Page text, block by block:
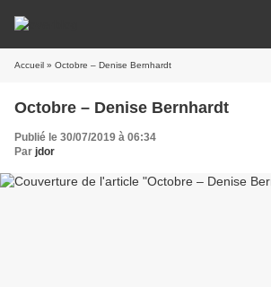
Accueil » Octobre – Denise Bernhardt
Octobre – Denise Bernhardt
Publié le 30/07/2019 à 06:34
Par jdor